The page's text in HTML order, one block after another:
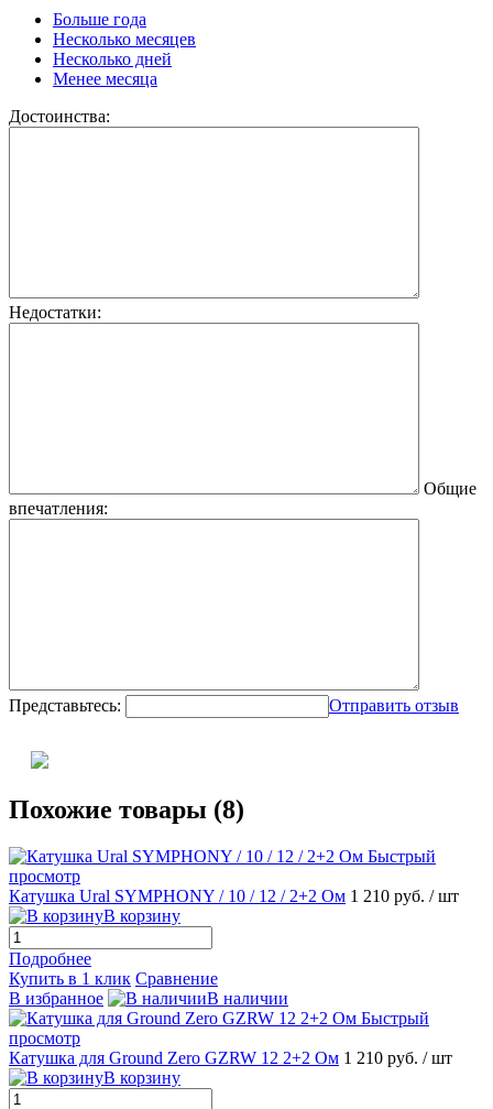
Больше года
Несколько месяцев
Несколько дней
Менее месяца
Достоинства:
Недостатки:
Общие
впечатления:
Представьтесь: Отправить отзыв
Похожие товары (8)
Быстрый
просмотр
Катушка Ural SYMPHONY / 10 / 12 / 2+2 Ом 1 210 руб. / шт
В корзину
Подробнее
Купить в 1 клик Сравнение
В избранное
В наличии
Быстрый
просмотр
Катушка для Ground Zero GZRW 12 2+2 Ом 1 210 руб. / шт
В корзину